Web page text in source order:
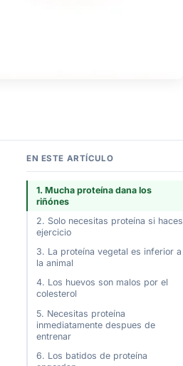
EN ESTE ARTÍCULO
1. Mucha proteína dana los
riñónes
2. Solo necesitas proteína si haces
ejercicio
3. La proteína vegetal es inferior a
la animal
4. Los huevos son malos por el
colesterol
5. Necesitas proteína
inmediatamente despues de
entrenar
6. Los batidos de proteína